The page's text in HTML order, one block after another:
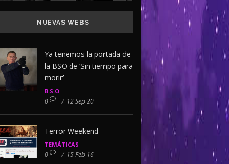
NUEVAS WEBS
Ya tenemos la portada de
la BSO de ‘Sin tiempo para
morir’
B.S.O
0 / 12 Sep 20
Terror Weekend
TEMÁTICAS
0 / 15 Feb 16